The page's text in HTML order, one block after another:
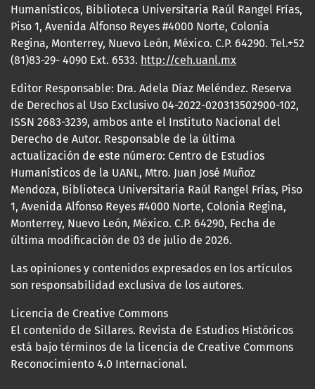
Humanísticos, Biblioteca Universitaria Raúl Rangel Frías,
Piso 1, Avenida Alfonso Reyes #4000 Norte, Colonia
Regina, Monterrey, Nuevo León, México. C.P. 64290. Tel.+52
(81)83-29- 4090 Ext. 6533. http://ceh.uanl.mx
Editor Responsable: Dra. Adela Díaz Meléndez. Reserva
de Derechos al Uso Exclusivo 04-2022-020313502900-102,
ISSN 2683-3239, ambos ante el Instituto Nacional del
Derecho de Autor. Responsable de la última
actualización de este número: Centro de Estudios
Humanísticos de la UANL, Mtro. Juan José Muñoz
Mendoza, Biblioteca Universitaria Raúl Rangel Frías, Piso
1, Avenida Alfonso Reyes #4000 Norte, Colonia Regina,
Monterrey, Nuevo León, México. C.P. 64290, Fecha de
última modificación de 03 de julio de 2026.
Las opiniones y contenidos expresados en los artículos
son responsabilidad exclusiva de los autores.
Licencia de Creative Commons
El contenido de Sillares. Revista de Estudios Históricos
está bajo términos de la licencia de Creative Commons
Reconocimiento 4.0 Internacional.